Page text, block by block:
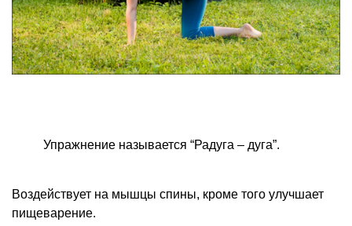
Упражнение называется “Радуга – дуга”.
Воздействует на мышцы спины, кроме того улучшает
пищеварение.